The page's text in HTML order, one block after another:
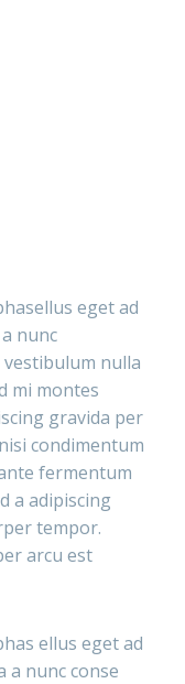
eget ad
nunc
nulla
mi montes
gravida per
condimentum
fermentum
a adipiscing
tempor.
arcu est
ellus eget ad
a nunc conse